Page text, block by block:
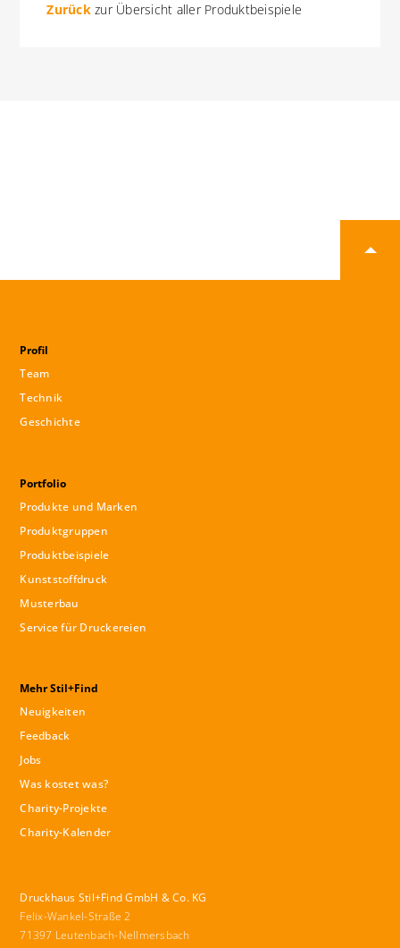
Zurückzur Übersicht aller Produktbeispiele
Profil
Team
Technik
Geschichte
Portfolio
Produkte und Marken
Produktgruppen
Produktbeispiele
Kunststoffdruck
Musterbau
Service für Druckereien
Mehr Stil+Find
Neuigkeiten
Feedback
Jobs
Was kostet was?
Charity-Projekte
Charity-Kalender
Druckhaus Stil+Find GmbH & Co. KG
Felix-Wankel-Straße 2
71397 Leutenbach-Nellmersbach